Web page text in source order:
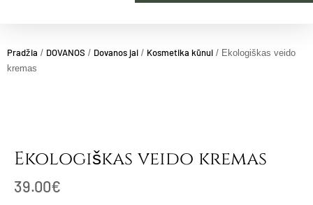
Pradžia / DOVANOS / Dovanos jai / Kosmetika kūnui / Ekologiškas veido
kremas
Ekologiškas veido kremas
39.00€